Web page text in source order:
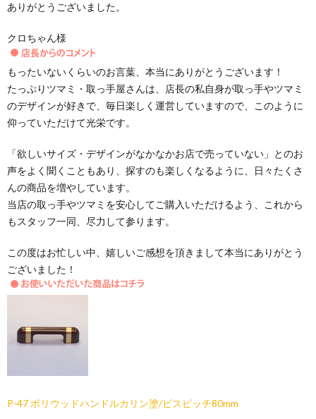
ありがとうございました。
クロちゃん様
もったいないくらいのお言葉、本当にありがとうございます！
たっぷりツマミ・取っ手屋さんは、店長の私自身が取っ手やツマミ
のデザインが好きで、毎日楽しく運営していますので、このように
仰っていただけて光栄です。
「欲しいサイズ・デザインがなかなかお店で売っていない」とのお
声をよく聞くこともあり、探すのも楽しくなるように、日々たくさ
んの商品を増やしています。
当店の取っ手やツマミを安心してご購入いただけるよう、これから
もスタッフ一同、尽力して参ります。
この度はお忙しい中、嬉しいご感想を頂きまして本当にありがとう
ございました！
P-47 ポリウッドハンドルカリン塗/ビスピッチ80mm